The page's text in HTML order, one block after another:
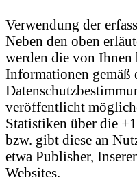
Verwendung der
Neben den oben
werden die von Ihnen
Informationen gemäß
veröffentlicht
Statistiken über die
bzw. gibt diese an
etwa Publisher,
Websites.